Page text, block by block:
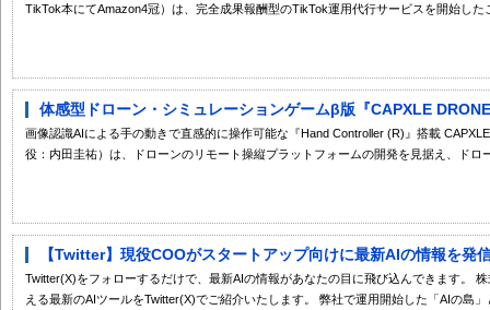
TikTok本にてAmazon4冠）は、完全成果報酬型のTikTok運用代行サービスを開始した
体感型ドローン・シミュレーションゲームβ版『CAPXLE
画像認識AIによる手の動きで直感的に操作可能な『Hand Controller (R)』搭載
役：内田圭祐）は、ドローンのリモート操縦プラットフォームの開発を見据え、ドロ
【Twitter】現役COOがスタートアップ向けに最新AIの情報を発
Twitter(X)をフォローするだけで、最新AIの情報があなたの目に飛び込んできます。
える最新のAIツールをTwitter(X)でご紹介いたします。 弊社で運用開始した「AIの島」